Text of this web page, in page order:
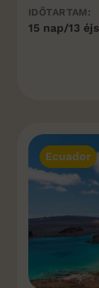
IDŐTARTAM:
15 nap/13
Ecuador